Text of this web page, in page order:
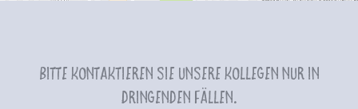
Bitte kontaktieren Sie unsere Kollegen nur in
dringenden Fällen.